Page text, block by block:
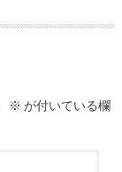
※ が付いている欄